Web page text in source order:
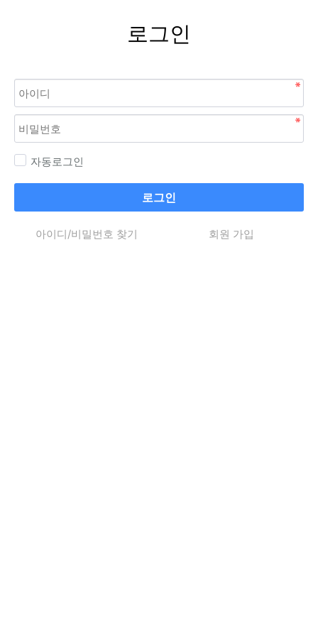
로그인
자동로그인
로그인
아이디/비밀번호 찾기 회원 가입